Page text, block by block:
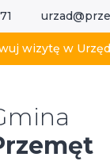
wizytę w